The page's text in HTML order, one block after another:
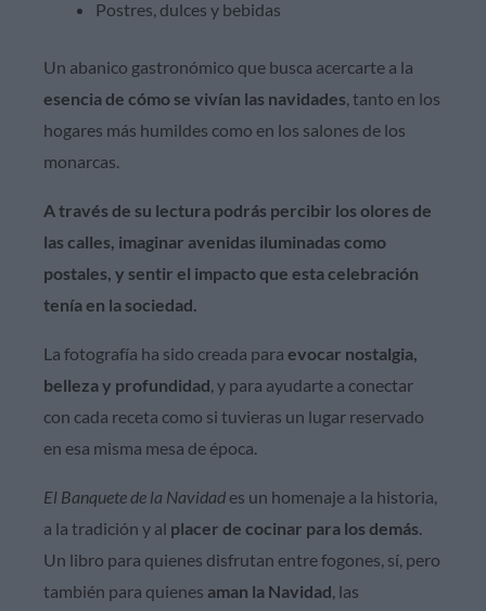
Postres, dulces y bebidas
Un abanico gastronómico que busca acercarte a la
esencia de cómo se vivían las navidades, tanto en los
hogares más humildes como en los salones de los
monarcas.
A través de su lectura podrás percibir los olores de
las calles, imaginar avenidas iluminadas como
postales, y sentir el impacto que esta celebración
tenía en la sociedad.
La fotografía ha sido creada para evocar nostalgia,
belleza y profundidad, y para ayudarte a conectar
con cada receta como si tuvieras un lugar reservado
en esa misma mesa de época.
El Banquete de la Navidad es un homenaje a la historia,
a la tradición y al placer de cocinar para los demás.
Un libro para quienes disfrutan entre fogones, sí, pero
también para quienes aman la Navidad, las